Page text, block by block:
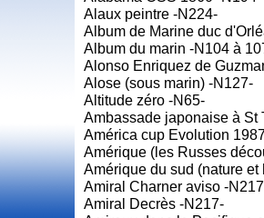
Alaux peintre -N224-
Album de Marine duc
Album du marin -N104 à
Alonso Enriquez de
Alose (sous marin) -N127-
Altitude zéro -N65-
Ambassade japonaise à St
América cup Evolution
Amérique (les Russes
Amérique du sud (nature et
Amiral Charner aviso -
Amiral Decrès -N217-